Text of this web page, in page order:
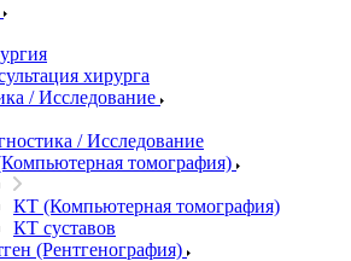
хирурга
/ Исследование
/ Исследование
томография)
КТ (Компьютерная томография)
КТ суставов
(Рентгенография)